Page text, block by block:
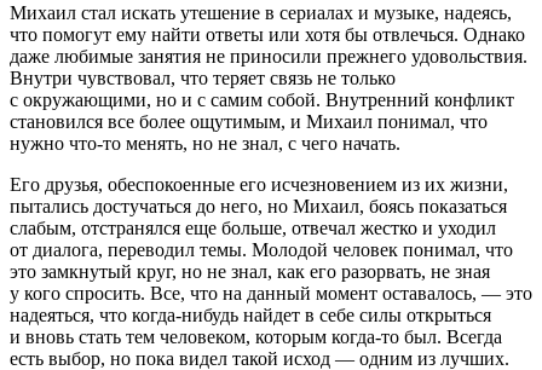
Михаил стал искать утешение в сериалах и музыке, надеясь,
что помогут ему найти ответы или хотя бы отвлечься. Однако
даже любимые занятия не приносили прежнего удовольствия.
Внутри чувствовал, что теряет связь не только
с окружающими, но и с самим собой. Внутренний конфликт
становился все более ощутимым, и Михаил понимал, что
нужно что-то менять, но не знал, с чего начать.
Его друзья, обеспокоенные его исчезновением из их жизни,
пытались достучаться до него, но Михаил, боясь показаться
слабым, отстранялся еще больше, отвечал жестко и уходил
от диалога, переводил темы. Молодой человек понимал, что
это замкнутый круг, но не знал, как его разорвать, не зная
у кого спросить. Все, что на данный момент оставалось, — это
надеяться, что когда-нибудь найдет в себе силы открыться
и вновь стать тем человеком, которым когда-то был. Всегда
есть выбор, но пока видел такой исход — одним из лучших.